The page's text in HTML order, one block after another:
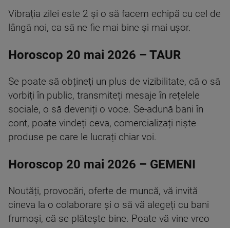
Vibrația zilei este 2 și o să facem echipă cu cel de
lângă noi, ca să ne fie mai bine și mai ușor.
Horoscop 20 mai 2026 – TAUR
Se poate să obțineți un plus de vizibilitate, că o să
vorbiți în public, transmiteți mesaje în rețelele
sociale, o să deveniți o voce. Se-adună bani în
cont, poate vindeți ceva, comercializați niște
produse pe care le lucrați chiar voi.
Horoscop 20 mai 2026 – GEMENI
Noutăți, provocări, oferte de muncă, vă invită
cineva la o colaborare și o să vă alegeți cu bani
frumoși, că se plătește bine. Poate vă vine vreo